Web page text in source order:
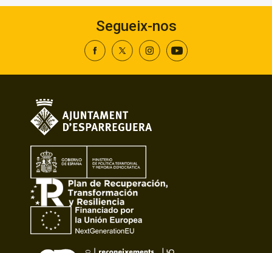
Segueix-nos